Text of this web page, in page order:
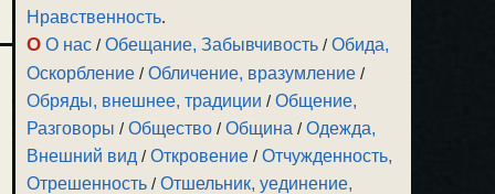
Нравственность.
О О нас /Обещание, Забывчивость /Обида,
Оскорбление /Обличение, вразумление /
Обряды, внешнее, традиции /Общение,
Разговоры /Общество /Община /Одежда,
Внешний вид /Откровение /Отчужденность,
Отрешенность /Отшельник, уединение,